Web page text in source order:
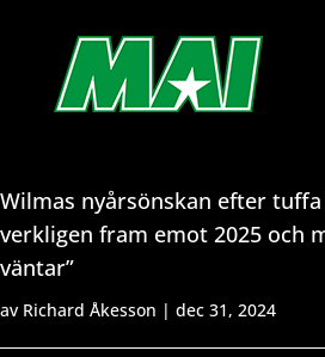
Wilmas nyårsönskan efter tuffa
verkligen fram emot 2025 och
väntar”
av Richard Åkesson | dec 31, 2024